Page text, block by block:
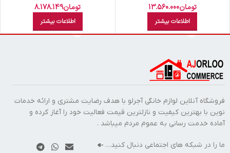
تومان13.560.000
اطلاعات بیشتر
تومان8.178.149
اطلاعات بیشتر
فروشگاه آنلاین لوازم خانگی آجرلو با هدف رضایت مشتری و ارائه خدمات
نوین با بهترین کیفیت و نازلترین قیمت فعالیت خود را آغاز کرده و
آماده خدمت رسانی به عموم مردم میباشد .
ما را در شبکه های اجتماعی دنبال کنید…